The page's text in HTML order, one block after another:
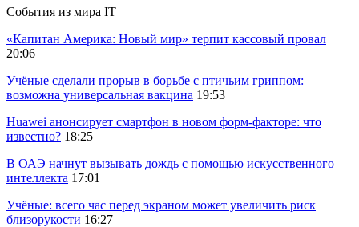
События из мира IT
«Капитан Америка: Новый мир» терпит кассовый провал
20:06
Учёные сделали прорыв в борьбе с птичьим гриппом:
возможна универсальная вакцина 19:53
Huawei анонсирует смартфон в новом форм-факторе: что
известно? 18:25
В ОАЭ начнут вызывать дождь с помощью искусственного
интеллекта 17:01
Учёные: всего час перед экраном может увеличить риск
близорукости 16:27